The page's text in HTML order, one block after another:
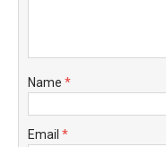
Name *
Email *